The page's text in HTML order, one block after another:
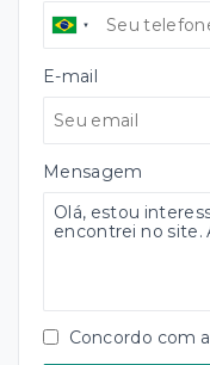
E-mail
Mensagem
Concordo com a